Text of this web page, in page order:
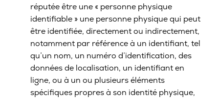
réputée être une « personne physique
identifiable » une personne physique qui peut
être identifiée, directement ou indirectement,
notamment par référence à un identifiant, tel
qu’un nom, un numéro d’identification, des
données de localisation, un identifiant en
ligne, ou à un ou plusieurs éléments
spécifiques propres à son identité physique,